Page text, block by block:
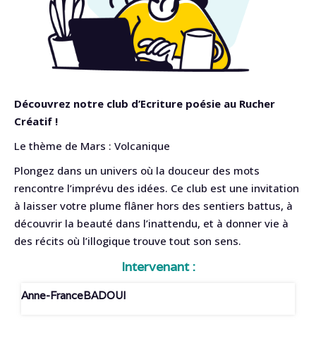
Découvrez notre club d’Ecriture poésie au Rucher
Créatif !
Le thème de Mars : Volcanique
Plongez dans un univers où la douceur des mots
rencontre l’imprévu des idées. Ce club est une invitation
à laisser votre plume flâner hors des sentiers battus, à
découvrir la beauté dans l’inattendu, et à donner vie à
des récits où l’illogique trouve tout son sens.
Intervenant :
Anne-FranceBADOUI